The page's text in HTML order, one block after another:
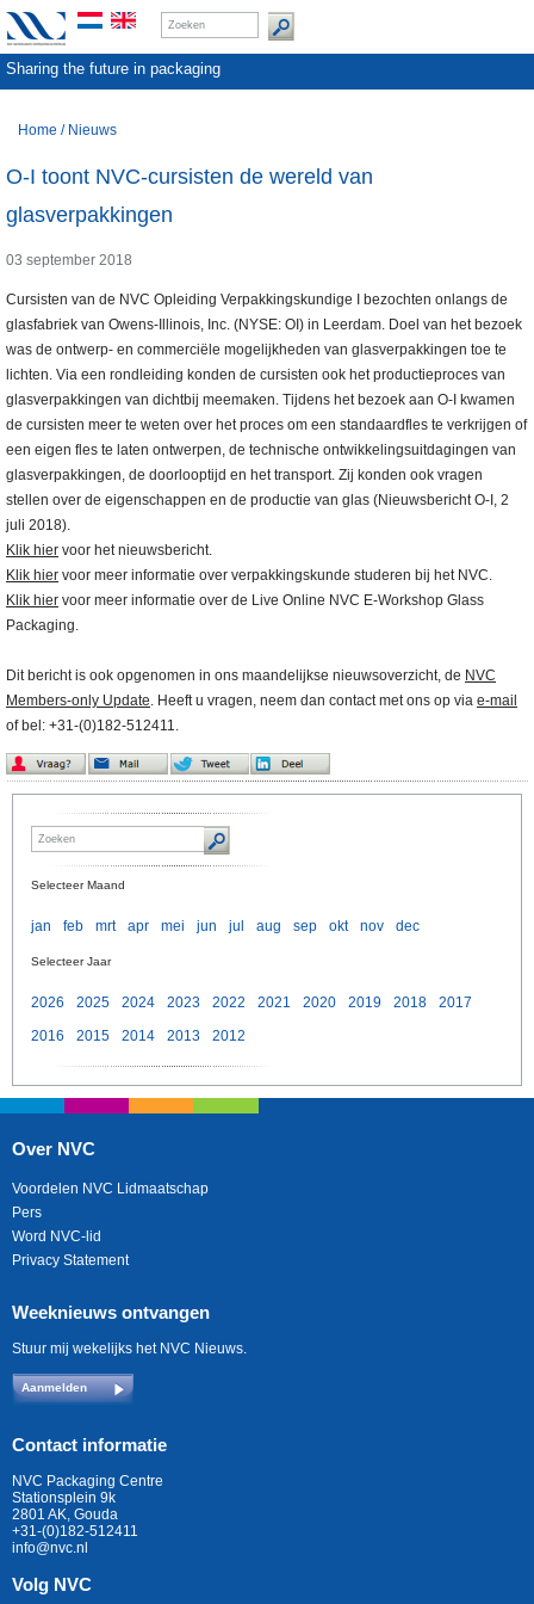
Sharing the future in packaging
Home / Nieuws
O-I toont NVC-cursisten de wereld van
glasverpakkingen
03 september 2018
Cursisten van de NVC Opleiding Verpakkingskundige I bezochten onlangs de
glasfabriek van Owens-Illinois, Inc. (NYSE: OI) in Leerdam. Doel van het bezoek
was de ontwerp- en commerciële mogelijkheden van glasverpakkingen toe te
lichten. Via een rondleiding konden de cursisten ook het productieproces van
glasverpakkingen van dichtbij meemaken. Tijdens het bezoek aan O-I kwamen
de cursisten meer te weten over het proces om een standaardfles te verkrijgen of
een eigen fles te laten ontwerpen, de technische ontwikkelingsuitdagingen van
glasverpakkingen, de doorlooptijd en het transport. Zij konden ook vragen
stellen over de eigenschappen en de productie van glas (Nieuwsbericht O-I, 2
juli 2018).
Klik hier voor het nieuwsbericht.
Klik hier voor meer informatie over verpakkingskunde studeren bij het NVC.
Klik hier voor meer informatie over de Live Online NVC E-Workshop Glass
Packaging.
Dit bericht is ook opgenomen in ons maandelijkse nieuwsoverzicht, de NVC
Members-only Update. Heeft u vragen, neem dan contact met ons op via e-mail
of bel: +31-(0)182-512411.
Selecteer Maand
jan feb mrt apr mei jun jul aug sep okt nov dec
Selecteer Jaar
2026 2025 2024 2023 2022 2021 2020 2019 2018
2017
2016
2015 2014 2013 2012
Over NVC
Voordelen NVC Lidmaatschap
Pers
Word NVC-lid
Privacy Statement
Weeknieuws ontvangen
Stuur mij wekelijks het NVC Nieuws.
Aanmelden
Contact informatie
NVC Packaging Centre
Stationsplein 9k
2801 AK, Gouda
+31-(0)182-512411
info@nvc.nl
Volg NVC